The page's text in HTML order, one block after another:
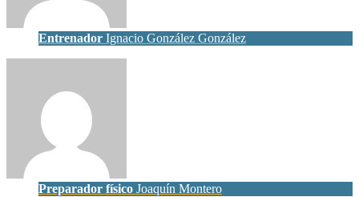
Entrenador Ignacio González González
Preparador físico Joaquín Montero